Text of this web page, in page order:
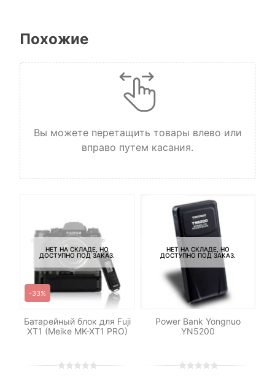
Похожие
Вы можете перетащить товары влево или
вправо путем касания.
НЕТ НА СКЛАДЕ, НО
ДОСТУПНО ПОД ЗАКАЗ.
-33%
Батарейный блок для Fuji
XT1 (Meike MK-XT1 PRO)
НЕТ НА СКЛАДЕ, НО
ДОСТУПНО ПОД ЗАКАЗ.
Power Bank Yongnuo
YN5200